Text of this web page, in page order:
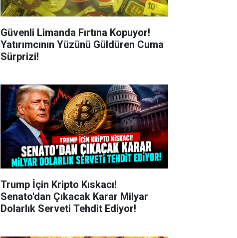
Güvenli Limanda Fırtına Kopuyor!
Yatırımcının Yüzünü Güldüren Cuma
Sürprizi!
Trump İçin Kripto Kıskacı!
Senato'dan Çıkacak Karar Milyar
Dolarlık Serveti Tehdit Ediyor!